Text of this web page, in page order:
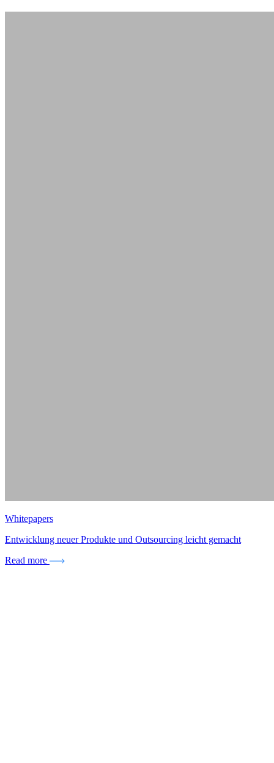
Whitepapers
Entwicklung neuer Produkte und Outsourcing leicht gemacht
Read more